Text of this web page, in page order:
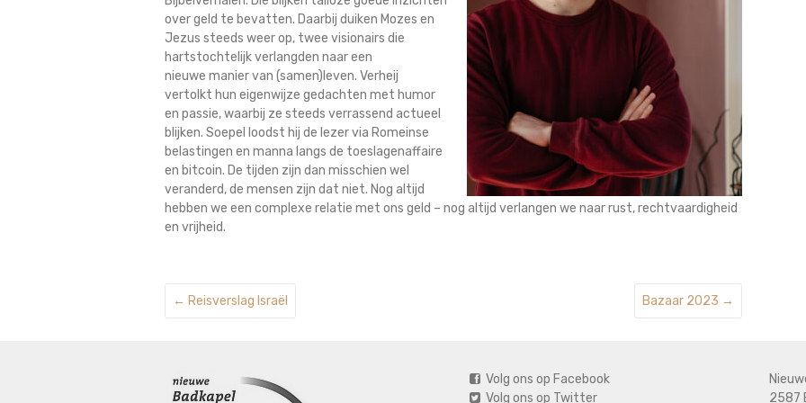
over geld te bevatten. Daarbij duiken Mozes en
Jezus steeds weer op, twee visionairs die
hartstochtelijk verlangden naar een
nieuwe manier van (samen)leven. Verheij
vertolkt hun eigenwijze gedachten met humor
en passie, waarbij ze steeds verrassend actueel
blijken. Soepel loodst hij de lezer via Romeinse
belastingen en manna langs de toeslagenaffaire
en bitcoin. De tijden zijn dan misschien wel
veranderd, de mensen zijn dat niet. Nog altijd
hebben we een complexe relatie met ons geld – nog altijd verlangen we naar rust, rechtvaardigheid
en vrijheid.
← Reisverslag Israël Bazaar 2023 →
Volg ons op Facebook
Volg ons op Twitter
2587